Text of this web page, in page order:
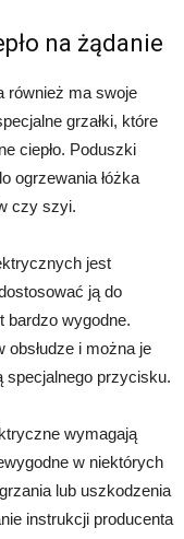
na żądanie
również ma swoje
grzałki, które
ciepło. Poduszki
ogrzewania łóżka
czy szyi.
jest
ją do
bardzo wygodne.
obsłudze i można je
specjalnego przycisku.
wymagają
w niektórych
lub uszkodzenia
instrukcji producenta